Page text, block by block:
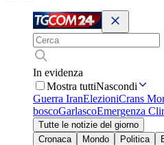
In evidenza
Mostra tuttiNascondi
Guerra IranElezioniCrans
boscoGarlascoEmergenza
Tutte le notizie del giorno
Cronaca
Mondo Politica